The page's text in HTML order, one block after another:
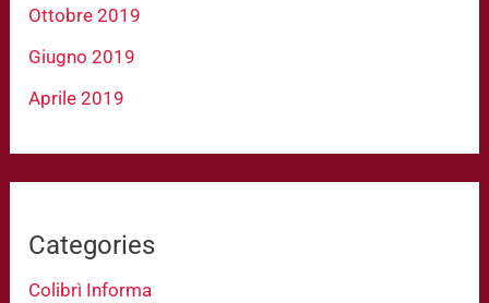
Ottobre 2019
Giugno 2019
Aprile 2019
Categories
Colibrì Informa